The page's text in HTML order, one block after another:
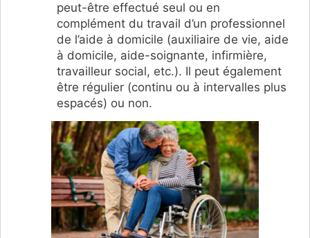
peut-être effectué seul ou en
complément du travail d’un professionnel
de l’aide à domicile (auxiliaire de vie, aide
à domicile, aide-soignante, infirmière,
travailleur social, etc.). Il peut également
être régulier (continu ou à intervalles plus
espacés) ou non.